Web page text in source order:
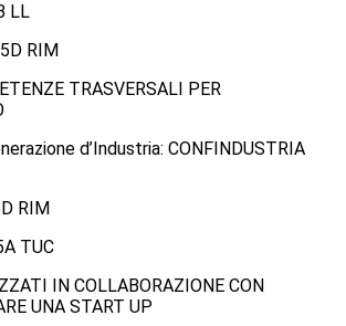
LL
RIM
TRASVERSALI PER
d’Industria: CONFINDUSTRIA
RIM
TUC
IN COLLABORAZIONE CON
UNA START UP